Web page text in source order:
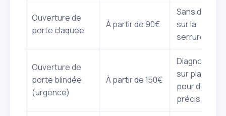
Ouverture de
porte claquée
À partir de 90€
Sans dégât
sur la
serrure
Ouverture de
porte blindée
(urgence)
À partir de 150€
Diagnostic
sur place
pour devis
précis